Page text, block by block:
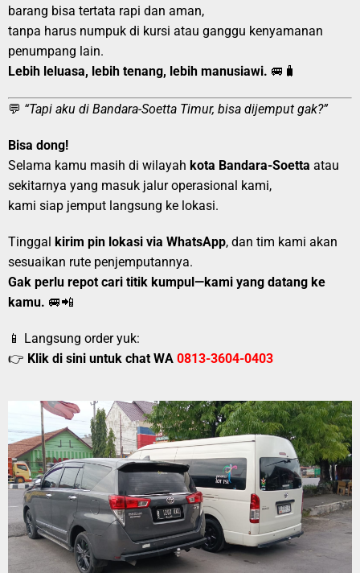
barang bisa tertata rapi dan aman,
tanpa harus numpuk di kursi atau ganggu kenyamanan
penumpang lain.
Lebih leluasa, lebih tenang, lebih manusiawi. 🚐🧳
💬 “Tapi aku di Bandara-Soetta Timur, bisa dijemput gak?”
Bisa dong!
Selama kamu masih di wilayah kota Bandara-Soetta atau
sekitarnya yang masuk jalur operasional kami,
kami siap jemput langsung ke lokasi.
Tinggal kirim pin lokasi via WhatsApp, dan tim kami akan
sesuaikan rute penjemputannya.
Gak perlu repot cari titik kumpul—kami yang datang ke
kamu. 🚐📲
📱 Langsung order yuk:
👉 Klik di sini untuk chat WA 0813-3604-0403